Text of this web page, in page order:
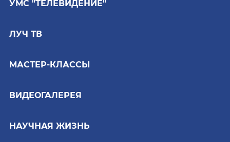
УМС "ТЕЛЕВИДЕНИЕ"
ЛУЧ ТВ
МАСТЕР-КЛАССЫ
ВИДЕОГАЛЕРЕЯ
НАУЧНАЯ ЖИЗНЬ